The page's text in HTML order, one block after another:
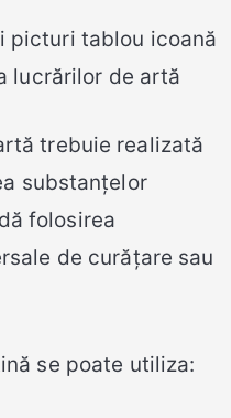
picturi tablou icoană
lucrărilor de artă
trebuie realizată
substanțelor
folosirea
de curățare sau
se poate utiliza: